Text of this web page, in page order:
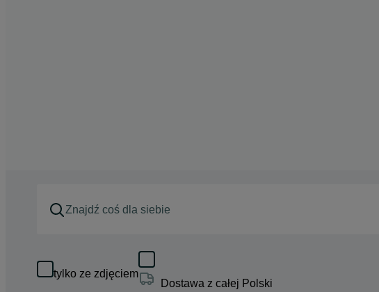
tylko ze zdjęciem
Dostawa z całej Polski